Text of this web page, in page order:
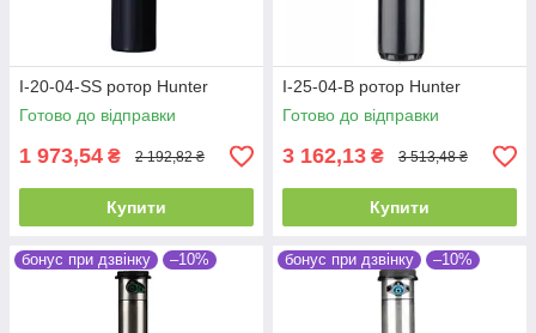
I-20-04-SS ротор Hunter
Готово до відправки
1 973,54 ₴ 2 192,82 ₴
Купити
I-25-04-B ротор Hunter
Готово до відправки
3 162,13 ₴ 3 513,48 ₴
Купити
бонус при дзвінку –10% бонус при дзвінку –10%